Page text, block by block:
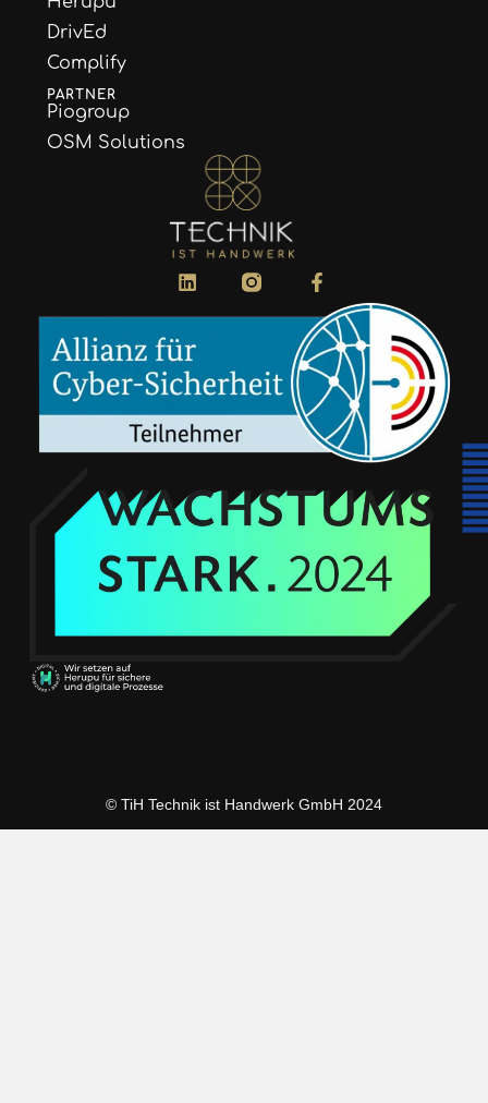
DrivEd
Complify
PARTNER
Piogroup
OSM Solutions
© TiH Technik ist Handwerk GmbH 2024